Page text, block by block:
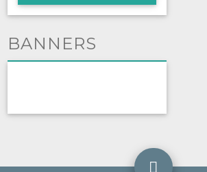
BANNERS